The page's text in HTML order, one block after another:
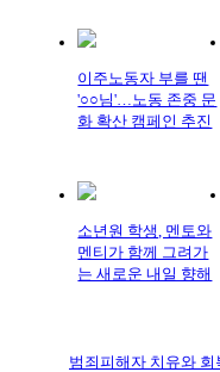
이주노동자 부를 땐
'○○님'…노동 존중 문
화 확산 캠페인 추진
소년원 학생, 멘토와
멘티가 함께 그려가
는 새로운 내일 향해
범죄피해자 치유와